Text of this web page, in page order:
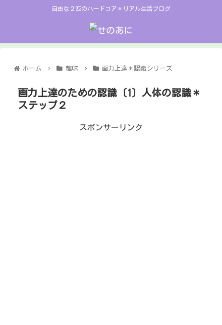
自由な２匹のハードコア＊リアル生活ブログ
ホーム 趣味 画力上達＊認識シリーズ
画力上達のための認識〔1〕人体の認識＊
ステップ２
スポンサーリンク